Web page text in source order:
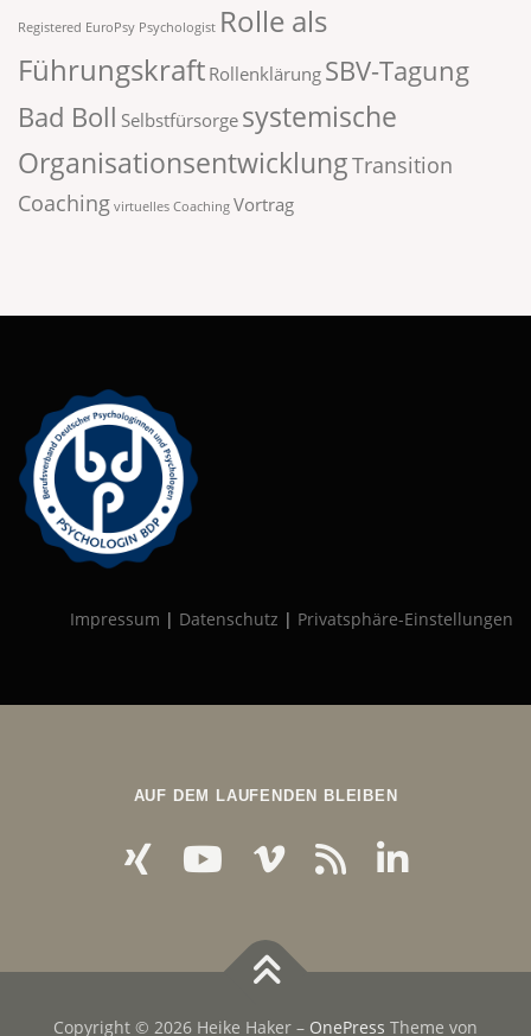
Registered EuroPsy Psychologist Rolle als
Führungskraft Rollenklärung SBV-Tagung
Bad Boll Selbstfürsorge systemische
OrganisationsentwicklungTransition
Coaching virtuelles Coaching Vortrag
Impressum | Datenschutz | Privatsphäre-Einstellungen
AUF DEM LAUFENDEN BLEIBEN
Copyright © 2026 Heike Haker – OnePress Theme von